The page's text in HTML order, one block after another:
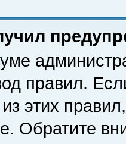
правил.
этих
Обратите